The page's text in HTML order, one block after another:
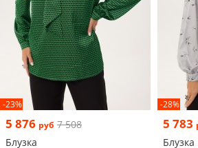
-23%
5 876 руб 7 508
Блузка
-28%
5 783
Блузка